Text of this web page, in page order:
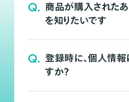
Q. 商品が購入された
を知りたいです
Q. 登録時に、個人情
すか？